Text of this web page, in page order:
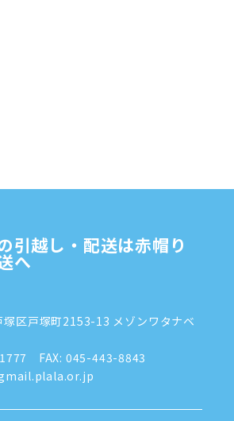
引越し・配送は赤帽り
へ
塚区戸塚町2153-13 メゾンワタナベ
FAX: 045-443-8843